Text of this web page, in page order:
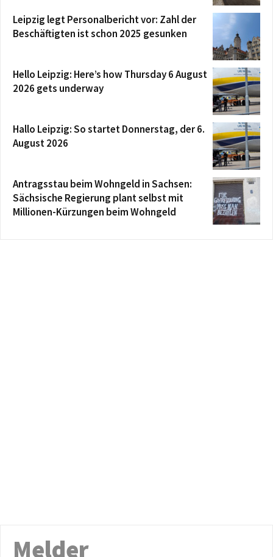
Leipzig legt Personalbericht vor: Zahl der
Beschäftigten ist schon 2025 gesunken
Hello Leipzig: Here’s how Thursday 6 August
2026 gets underway
Hallo Leipzig: So startet Donnerstag, der 6.
August 2026
Antragsstau beim Wohngeld in Sachsen:
Sächsische Regierung plant selbst mit
Millionen-Kürzungen beim Wohngeld
Melder